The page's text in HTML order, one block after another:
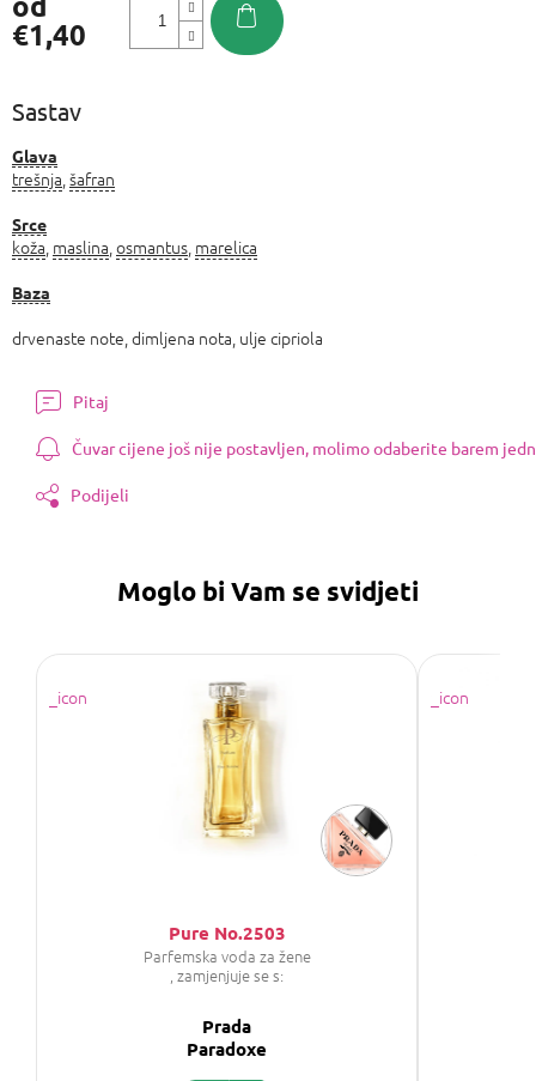
€1,40
Sastav
Glava
trešnja šafran
Srce
koža maslina osmantus marelica
Baza
drvenaste note, dimljena nota, ulje cipriola
Pitaj
Čuvar cijene još nije postavljen, molimo odaberite barem
Podijeli
Moglo bi Vam se svidjeti
Pure No.2503
Parfemska voda za žene
, zamjenjuje se s:
Prada
Paradoxe